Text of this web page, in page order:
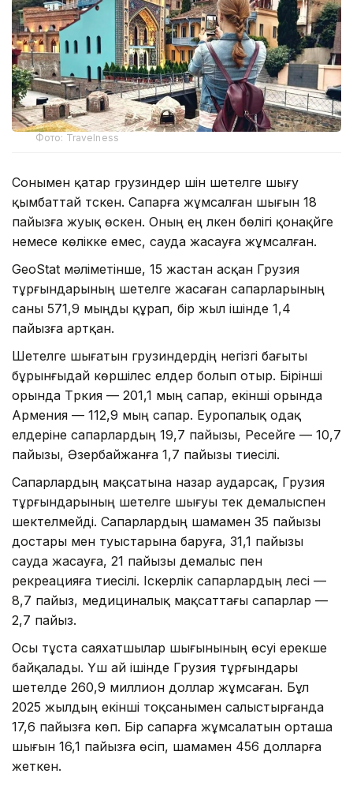
Фото: Travelness
Сонымен қатар грузиндер үшін шетелге шығу
қымбаттай түскен. Сапарға жұмсалған шығын 18
пайызға жуық өскен. Оның ең үлкен бөлігі қонақүйге
немесе көлікке емес, сауда жасауға жұмсалған.
GeoStat мәліметінше, 15 жастан асқан Грузия
тұрғындарының шетелге жасаған сапарларының
саны 571,9 мыңды құрап, бір жыл ішінде 1,4
пайызға артқан.
Шетелге шығатын грузиндердің негізгі бағыты
бұрынғыдай көршілес елдер болып отыр. Бірінші
орында Түркия — 201,1 мың сапар, екінші орында
Армения — 112,9 мың сапар. Еуропалық одақ
елдеріне сапарлардың 19,7 пайызы, Ресейге — 10,7
пайызы, Әзербайжанға 1,7 пайызы тиесілі.
Сапарлардың мақсатына назар аударсақ, Грузия
тұрғындарының шетелге шығуы тек демалыспен
шектелмейді. Сапарлардың шамамен 35 пайызы
достары мен туыстарына баруға, 31,1 пайызы
сауда жасауға, 21 пайызы демалыс пен
рекреацияға тиесілі. Іскерлік сапарлардың үлесі —
8,7 пайыз, медициналық мақсаттағы сапарлар —
2,7 пайыз.
Осы тұста саяхатшылар шығынының өсуі ерекше
байқалады. Үш ай ішінде Грузия тұрғындары
шетелде 260,9 миллион доллар жұмсаған. Бұл
2025 жылдың екінші тоқсанымен салыстырғанда
17,6 пайызға көп. Бір сапарға жұмсалатын орташа
шығын 16,1 пайызға өсіп, шамамен 456 долларға
жеткен.